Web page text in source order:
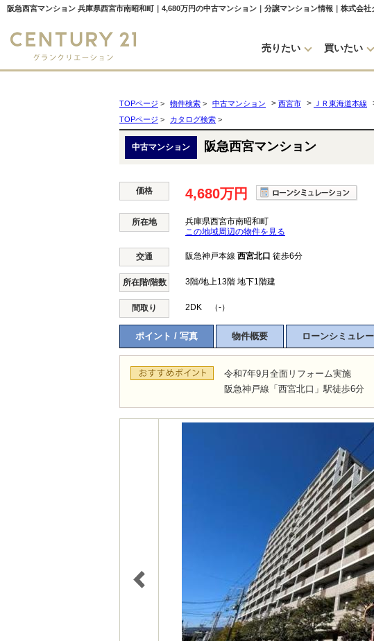
阪急西宮マンション 兵庫県西宮市南昭和町｜4,680万円の中古マンション｜分譲マンション情報｜株式会
売りたい 買いたい
TOPページ > 物件検索 > 中古マンション > 西宮市 > ＪＲ東海道本線
TOPページ > カタログ検索 >
中古マンション 阪急西宮マンション
価格 4,680万円
所在地
兵庫県西宮市南昭和町
この地域周辺の物件を見る
交通 阪急神戸本線 西宮北口 徒歩6分
所在階/階数 3階/地上13階 地下1階建
間取り 2DK （-）
ポイント / 写真 物件概要 ローンシミュレ
令和7年9月全面リフォーム実施
阪急神戸線「西宮北口」駅徒歩6分